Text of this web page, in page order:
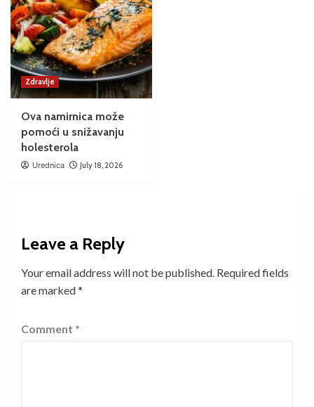
Zdravlje
Ova namirnica može
pomoći u snižavanju
holesterola
Urednica July 18, 2026
Leave a Reply
Your email address will not be published. Required fields
are marked*
Comment *